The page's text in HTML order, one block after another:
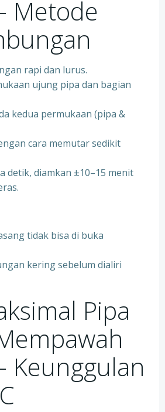
Metode
rapi dan lurus.
ujung pipa dan bagian
kedua permukaan (pipa &
cara memutar sedikit
detik, diamkan ±10–15 menit
tidak bisa di buka
kering sebelum dialiri
Pipa
Keunggulan